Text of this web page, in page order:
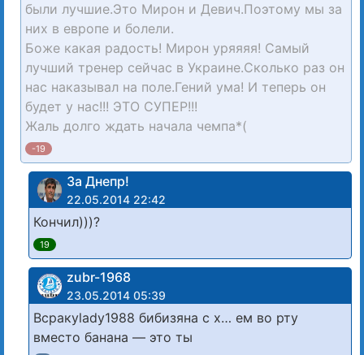
были лучшие.Это Мирон и Девич.Поэтому мы за
них в европе и болели.
Боже какая радость! Мирон уряяяя! Самый
лучший тренер сейчас в Украине.Сколько раз он
нас наказывал на поле.Гений ума! И теперь он
будет у нас!!! ЭТО СУПЕР!!!
Жаль долго ждать начала чемпа*(
-19
За Днепр!
22.05.2014 22:42
Кончил)))?
19
zubr-1968
23.05.2014 05:39
Всракуlady1988 бибизяна с х… ем во рту
вместо банана — это ты